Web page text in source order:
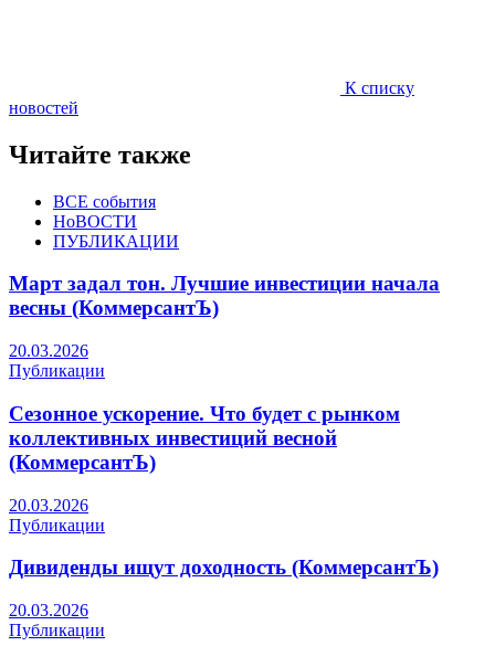
К списку
новостей
Читайте также
ВСЕ события
НоВОСТИ
ПУБЛИКАЦИИ
Март задал тон. Лучшие инвестиции начала
весны (КоммерсантЪ)
20.03.2026
Публикации
Сезонное ускорение. Что будет с рынком
коллективных инвестиций весной
(КоммерсантЪ)
20.03.2026
Публикации
Дивиденды ищут доходность (КоммерсантЪ)
20.03.2026
Публикации